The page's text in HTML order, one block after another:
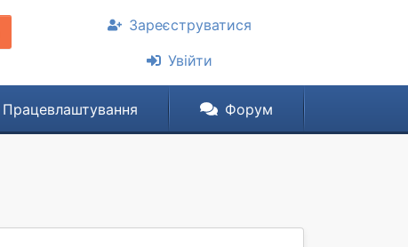
Зареєструватися
Увійти
Працевлаштування Форум